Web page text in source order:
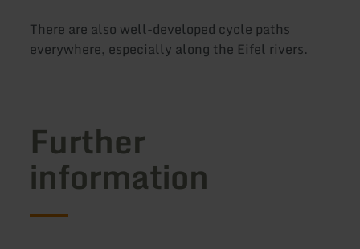
There are also well-developed cycle paths
everywhere, especially along the Eifel rivers.
Further
information